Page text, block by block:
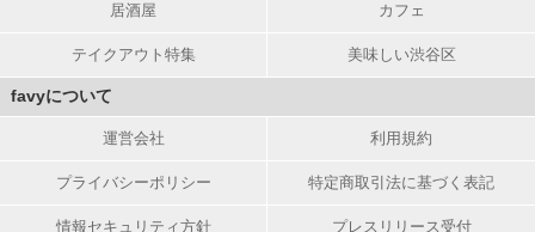
居酒屋 カフェ
テイクアウト特集 美味しい渋谷区
favyについて
運営会社 利用規約
プライバシーポリシー 特定商取引法に基づく表記
情報セキュリティ方針 プレスリリース受付